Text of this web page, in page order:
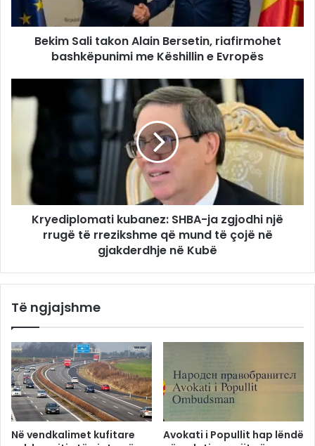
Bekim Sali takon Alain Bersetin, riafirmohet
bashkëpunimi me Këshillin e Evropës
Kryediplomati kubanez: SHBA-ja zgjodhi një
rrugë të rrezikshme që mund të çojë në
gjakderdhje në Kubë
Të ngjajshme
Në vendkalimet kufitare
Avokati i Popullit hap lëndë